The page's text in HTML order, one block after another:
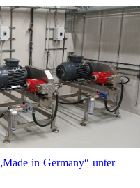
in Germany“ unter